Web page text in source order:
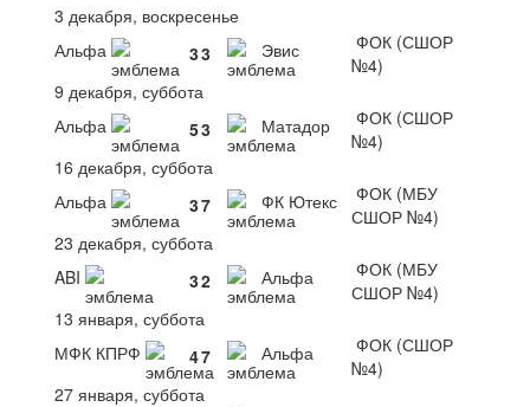
3 декабря, воскресенье
Альфа
33 Эвис
ФОК (СШОР
№4)
9 декабря, суббота
Альфа
53 Матадор
ФОК (СШОР
№4)
16 декабря, суббота
Альфа
37 ФК Ютекс
ФОК (МБУ
СШОР №4)
23 декабря, суббота
ABI
32 Альфа
ФОК (МБУ
СШОР №4)
13 января, суббота
МФК КПРФ
47 Альфа
ФОК (СШОР
№4)
27 января, суббота